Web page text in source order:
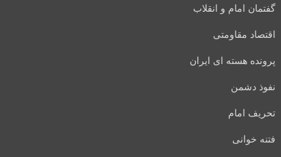
گفتمان امام و انقلاب
اقتصاد مقاومتی
پرونده هسته ای ایران
نفوذ دشمن
تحریف امام
فتنه خوانی